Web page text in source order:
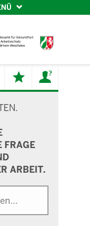
FRAGE
ARBEIT.